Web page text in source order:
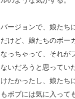
ージョンで、娘たち
けど、娘たちのボー
っちゃって、それが
いだろうと思ってい
たかったし、娘たち
ボブには気に入って